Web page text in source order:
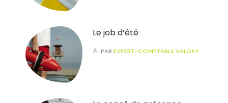
Le job d’été
PAREXPERT-COMPTABLE VALOXY